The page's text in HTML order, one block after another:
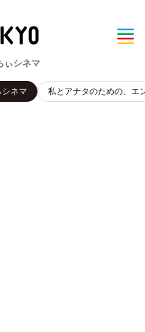
ぃシネマ
シネマ 私とアナタのための、エ